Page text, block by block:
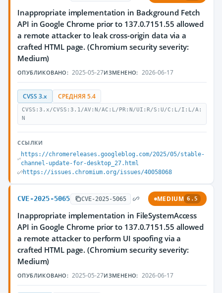
Inappropriate implementation in Background Fetch
API in Google Chrome prior to 137.0.7151.55 allowed
a remote attacker to leak cross-origin data via a
crafted HTML page. (Chromium security severity:
Medium)
ОПУБЛИКОВАНО: 2025-05-27ИЗМЕНЕНО: 2026-06-17
CVSS 3.x СРЕДНЯЯ 5.4
CVSS:3.x/CVSS:3.1/AV:N/AC:L/PR:N/UI:R/S:U/C:L/I:L/A:
N
ССЫЛКИ
https://chromereleases.googleblog.com/2025/05/stable-
channel-update-for-desktop_27.html
https://issues.chromium.org/issues/40058068
CVE-2025-5065 CVE-2025-5065 MEDIUM 6.5
Inappropriate implementation in FileSystemAccess
API in Google Chrome prior to 137.0.7151.55 allowed
a remote attacker to perform UI spoofing via a
crafted HTML page. (Chromium security severity:
Medium)
ОПУБЛИКОВАНО: 2025-05-27ИЗМЕНЕНО: 2026-06-17